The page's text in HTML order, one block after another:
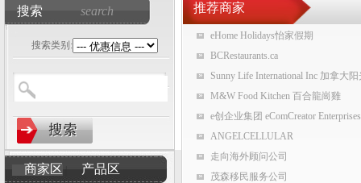
搜索 search
搜索类别:
商家区 产品区
推荐商家
eHome Holidays怡家假期
BCRestaurants.ca
Sunny Life International Inc 加拿大
M&W Food Kitchen 百合龍崗雞
e创企业集团 eComCreator
ANGELCELLULAR
走向海外顾问公司
茂森移民服务公司